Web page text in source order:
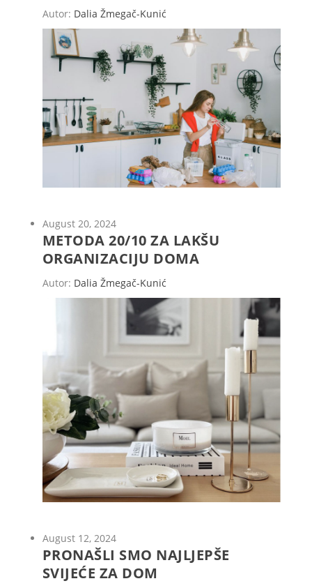
Autor: Dalia Žmegač-Kunić
August 20, 2024
METODA 20/10 ZA LAKŠU
ORGANIZACIJU DOMA
Autor: Dalia Žmegač-Kunić
August 12, 2024
PRONAŠLI SMO NAJLJEPŠE
SVIJEĆE ZA DOM